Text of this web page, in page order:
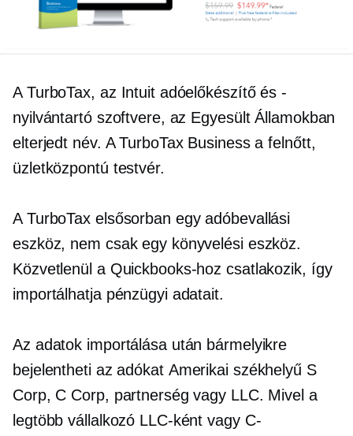
A TurboTax, az Intuit adóelőkészítő és -
nyilvántartó szoftvere, az Egyesült Államokban
elterjedt név. A TurboTax Business a felnőtt,
üzletközpontú testvér.
A TurboTax elsősorban egy adóbevallási
eszköz, nem csak egy könyvelési eszköz.
Közvetlenül a Quickbooks-hoz csatlakozik, így
importálhatja pénzügyi adatait.
Az adatok importálása után bármelyikre
bejelentheti az adókat Amerikai székhelyűS
Corp, C Corp, partnerség vagy LLC. Mivel a
legtöbb vállalkozó LLC-ként vagy C-